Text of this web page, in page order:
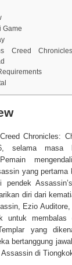
Game
Creed
Chronicles:
selama masa
yang pertama
pendek
diri dari
Ezio
untuk membalas
yang
bertanggung
di